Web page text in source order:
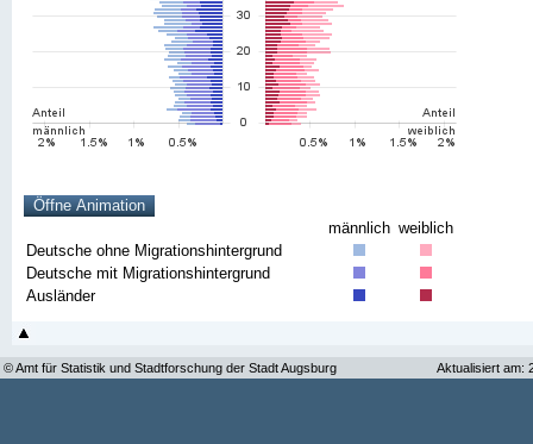
männlich weiblich
Deutsche ohne Migrationshintergrund
Deutsche mit Migrationshintergrund
Ausländer
© Amt für Statistik und Stadtforschung der Stadt Augsburg Aktualisiert am: